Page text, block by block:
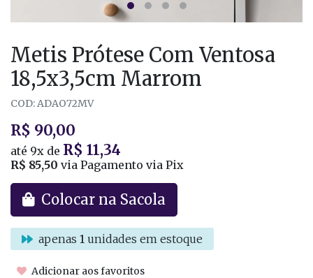
Metis Prótese Com Ventosa
18,5x3,5cm Marrom
COD: ADAO72MV
R$ 90,00
até 9x de R$ 11,34
R$ 85,50 via Pagamento via Pix
Colocar na Sacola
apenas 1 unidades em estoque
Adicionar aos favoritos